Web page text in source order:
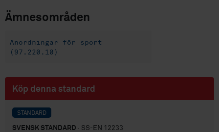
Ämnesområden
Anordningar för sport
(97.220.10)
Köp denna standard
STANDARD
SVENSK STANDARD · SS-EN 12233